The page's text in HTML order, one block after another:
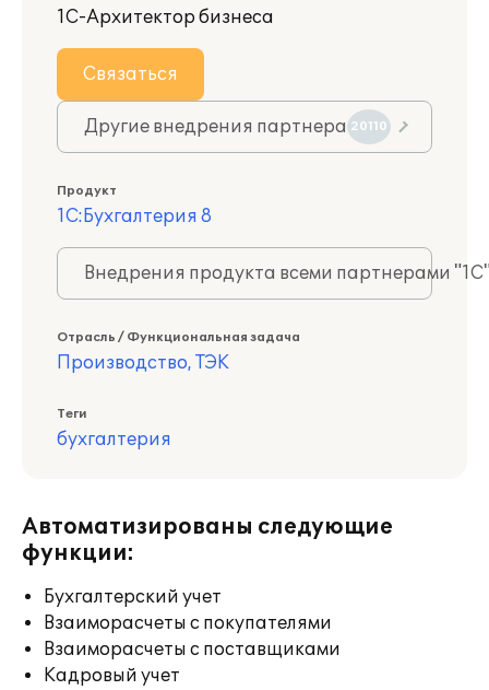
1С-Архитектор бизнеса
Связаться
Другие внедрения партнера 20110
Продукт
1С:Бухгалтерия 8
Внедрения продукта всеми партнерами
Отрасль / Функциональная задача
Производство, ТЭК
Теги
бухгалтерия
Автоматизированы следующие
функции:
Бухгалтерский учет
Взаиморасчеты с покупателями
Взаиморасчеты с поставщиками
Кадровый учет